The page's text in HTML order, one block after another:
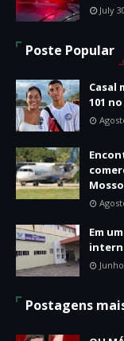
July
Poste Popular
Casal
101
Em
Postagens